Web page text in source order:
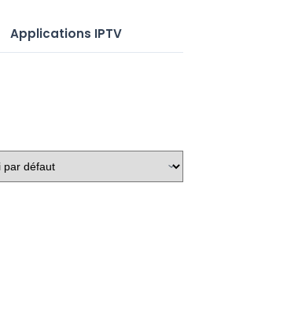
Applications IPTV